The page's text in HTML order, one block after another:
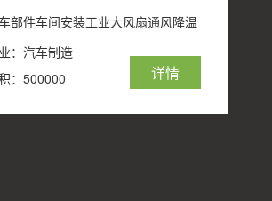
部件车间安装工业大风扇通风降温
：汽车制造
：500000
详情